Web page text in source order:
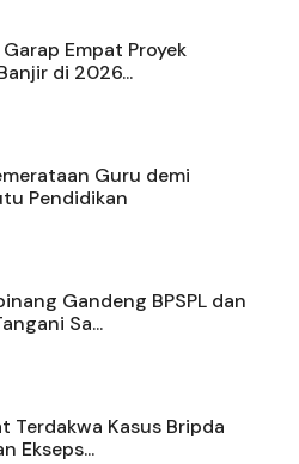
Empat Proyek
di 2026...
Guru demi
Pendidikan
Gandeng BPSPL dan
Sa...
Terdakwa Kasus Bripda
Ekseps...